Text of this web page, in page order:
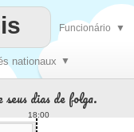
nationaux ▼
Funcionário ▼
seus dias de folga.
18:00